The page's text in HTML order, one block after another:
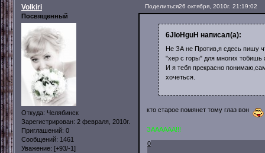
Поделиться26 октября, 2010г. 21:19:02
Volkiri
Посвященный
Откуда: Челябинск
Зарегистрирован: 2 февраля, 2010г.
Приглашений: 0
Сообщений: 1461
Уважение: [+93/-1]
6JIoHguH написал(а):
Не ЗА не Против,я сдесь пишу
"хер с горы" для многих тобишь
И я тебя прекрасно
хочеться.
кто старое помянет тому глаз вон
ЗАААААА!!!
0